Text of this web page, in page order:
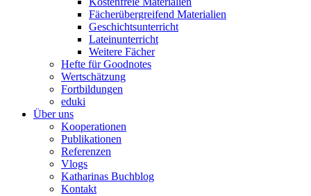
Fächerübergreifend Materialien
Geschichtsunterricht
Lateinunterricht
Weitere Fächer
Hefte für Goodnotes
Wertschätzung
Fortbildungen
eduki
Über uns
Kooperationen
Publikationen
Referenzen
Vlogs
Katharinas Buchblog
Kontakt